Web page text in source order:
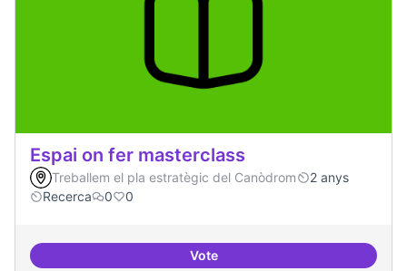
Espai on fer masterclass
Treballem el pla estratègic del Canòdrom
2 anys
Recerca
0 0
VoteEspai on fer masterclass